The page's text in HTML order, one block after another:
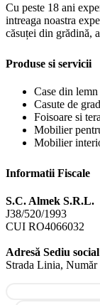
Cu peste 18 ani
intreaga noastra
căsuței din grădină,
Produse si servicii
Case din lemn
Casute de
Foisoare si
Mobilier
Mobilier
Informatii Fiscale
S.C. Almek S.R.L.
J38/520/1993
CUI RO4066032
Adresă Sediu
Strada Linia, Număr